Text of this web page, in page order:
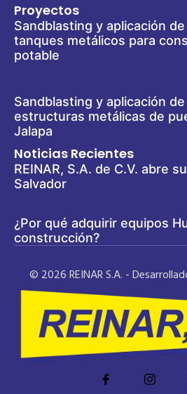
Proyectos
Sandblasting y aplicación
tanques metálicos para
potable
Sandblasting y aplicación
estructuras metálicas de
Jalapa
Noticias Recientes
REINAR, S.A. de C.V. abre
Salvador
¿Por qué adquirir equipos
construcción?
© 2026 REINAR S.A. -